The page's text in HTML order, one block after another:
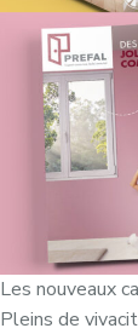
Les nouveaux
Pleins de